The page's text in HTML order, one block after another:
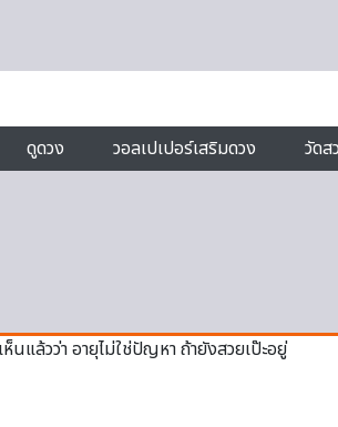
ดูดวง วอลเปเปอร์เสริมดวง วัดส